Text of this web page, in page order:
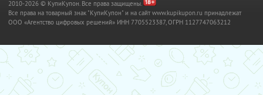
2010-2026 © КупиКупон. Все права защищены.
Все права на товарный знак "КупиКупон" и на сайт www.kupikupon.ru принадлежат
OOO «Агентство цифровых решений» ИНН 7705523387, ОГРН 1127747063212